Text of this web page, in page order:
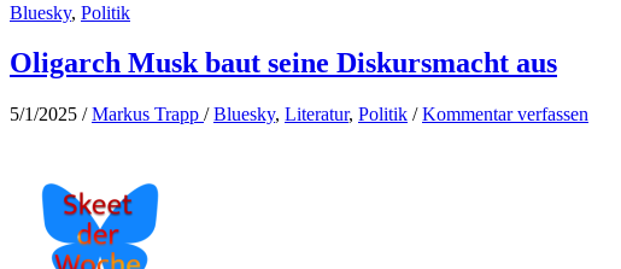
überfällig
Bluesky, Politik
Oligarch Musk baut seine Diskursmacht aus
5/1/2025 /Markus Trapp /Bluesky, Literatur, Politik /Kommentar verfassen